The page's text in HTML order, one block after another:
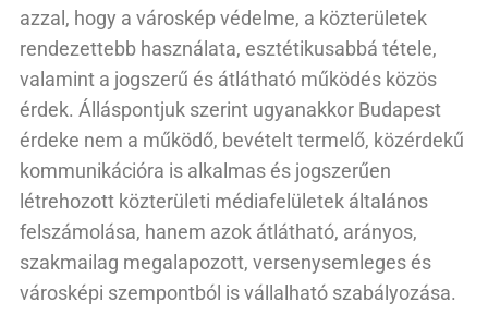
azzal, hogy a városkép védelme, a közterületek
rendezettebb használata, esztétikusabbá tétele,
valamint a jogszerű és átlátható működés közös
érdek. Álláspontjuk szerint ugyanakkor Budapest
érdeke nem a működő, bevételt termelő, közérdekű
kommunikációra is alkalmas és jogszerűen
létrehozott közterületi médiafelületek általános
felszámolása, hanem azok átlátható, arányos,
szakmailag megalapozott, versenysemleges és
városképi szempontból is vállalható szabályozása.